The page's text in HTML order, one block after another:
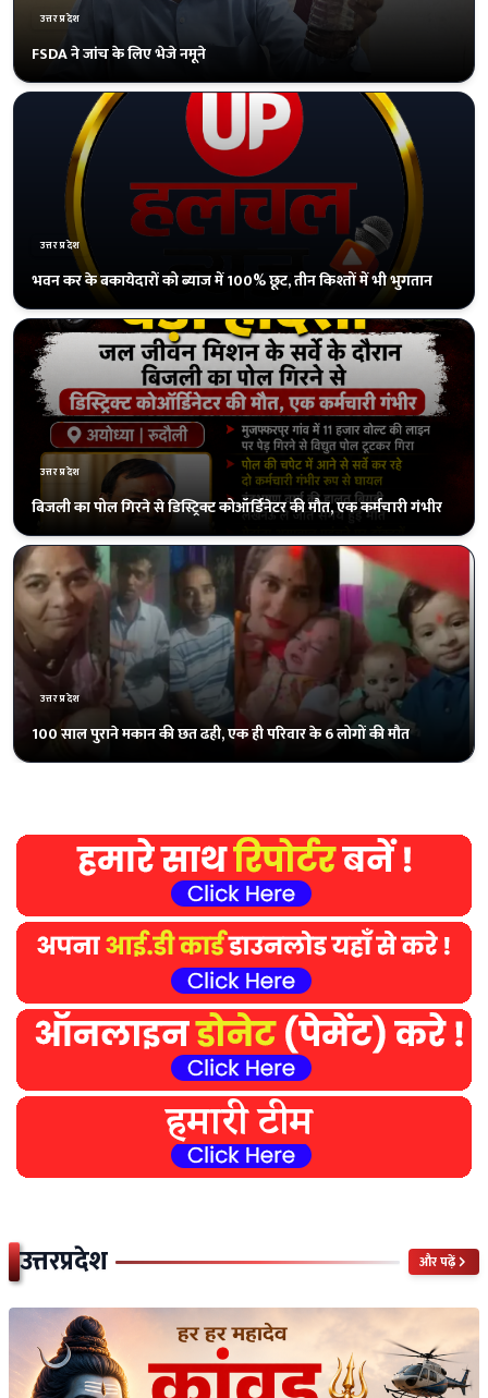
उत्तरप्रदेश
बसपा के एकमात्र विधायक उमाशंकर सिंह का दिल्ली में निधन
उत्तरप्रदेश
मुआवजे और सरकारी नौकरी की मांग पर अड़े परिजन, 38 घंटे बाद हुआ अंतिम
संस्कार
उत्तरप्रदेश
राम मंदिर की नींव से ‘नव्य अयोध्या’ तक का 6 साल का सफर, संतों ने घर-घर
दीप जलाने की अपील
उत्तरप्रदेश
जर्जर सड़क पर भरे पानी में ग्रामीणों ने की धान की रोपाई
उत्तरप्रदेश और पढ़ें